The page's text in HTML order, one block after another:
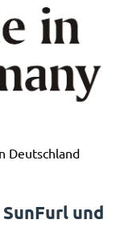
Deutschland
und